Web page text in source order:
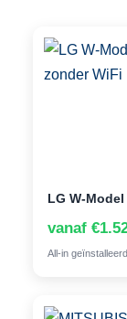
LG W-
vanaf
All-in geïnstalleerd